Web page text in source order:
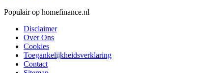
Populair op homefinance.nl
Disclaimer
Over Ons
Cookies
Toegankelijkheidsverklaring
Contact